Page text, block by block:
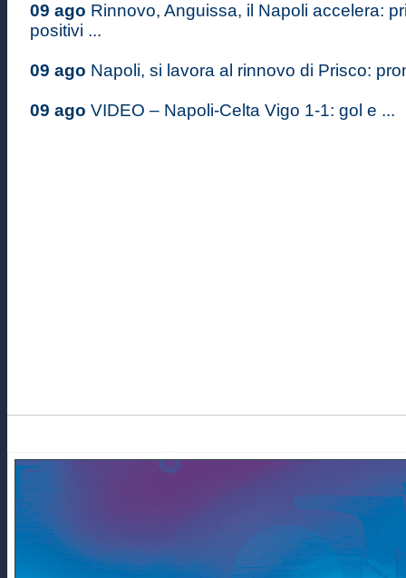
09 ago Rinnovo, Anguissa, il Napoli accelera:
positivi ...
09 ago Napoli, si lavora al rinnovo di Prisco:
09 ago VIDEO – Napoli-Celta Vigo 1-1: gol e ...